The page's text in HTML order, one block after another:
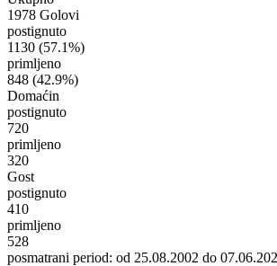
1978 Golovi
postignuto
1130 (57.1%)
primljeno
848 (42.9%)
Domaćin
postignuto
720
primljeno
320
Gost
postignuto
410
primljeno
528
posmatrani period: od 25.08.2002 do